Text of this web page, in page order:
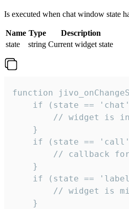
Is executed when chat window state
Name Type
Description
state
string Current widget state
function
if (state ==
// widget is
    }
if (state ==
// callback
    }
if (state ==
// widget is
    }